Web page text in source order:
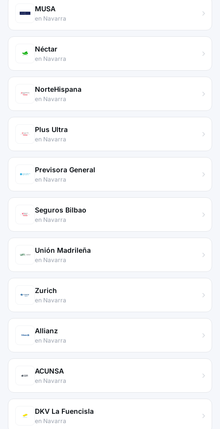
MUSA
en Navarra
Néctar
en Navarra
NorteHispana
en Navarra
Plus Ultra
en Navarra
Previsora General
en Navarra
Seguros Bilbao
en Navarra
Unión Madrileña
en Navarra
Zurich
en Navarra
Allianz
en Navarra
ACUNSA
en Navarra
DKV La Fuencisla
en Navarra